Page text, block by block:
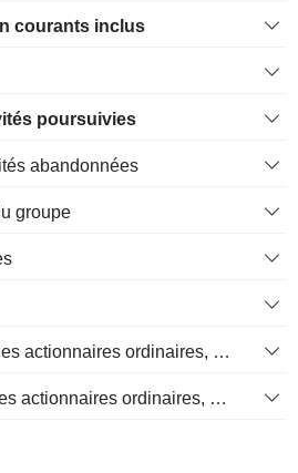
courants inclus
poursuivies
abandonnées
groupe
Résultat net pour les actionnaires ordinaires, éléments exceptionnels inclus.
Revenu net pour les actionnaires ordinaires, hors éléments exceptionnelsRésultat net pour les actionnaires ordinaires, éléments exceptionnels exclus.